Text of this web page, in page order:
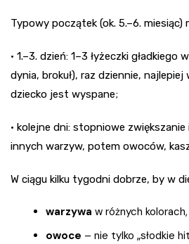
Typowy początek (ok. 5.–6. miesiąc)
• 1.–3. dzień: 1–3 łyżeczki gładkiego
dynia, brokuł), raz dziennie,
dziecko jest wyspane;
• kolejne dni: stopniowe zwiększanie
innych warzyw, potem owoców,
W ciągu kilku tygodni dobrze, by w
warzywa w różnych kolorach,
owoce – nie tylko „słodkie